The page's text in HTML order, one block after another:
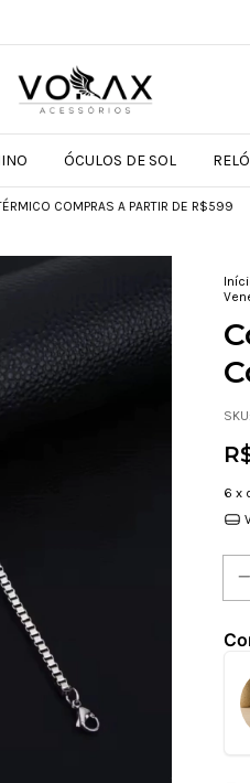
ÓCULOS DE SOL
A PARTIR DE R$599 GANHE
SKU:
6 x